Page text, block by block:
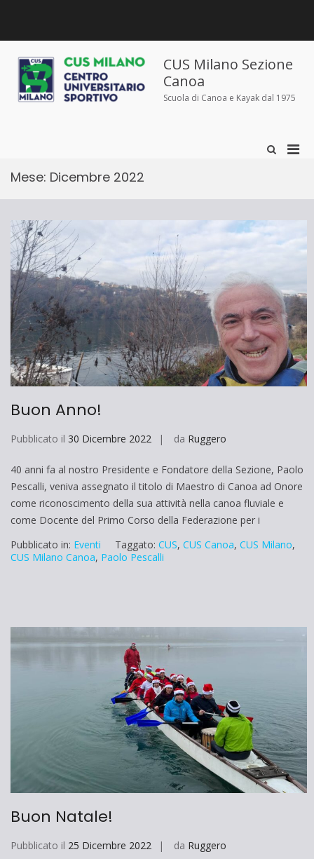
siamo
siamo
e
iscrizioni
sportivo
CUS Milano Sezione
Canoa
Scuola di Canoa e Kayak dal 1975
Mostra
Mese: Dicembre 2022
Buon Anno!
Pubblicato il 30 Dicembre 2022 da Ruggero
40 anni fa al nostro Presidente e Fondatore della Sezione, Paolo
Pescalli, veniva assegnato il titolo di Maestro di Canoa ad Onore
come riconoscimento della sua attività nella canoa fluviale e
come Docente del Primo Corso della Federazione per i
Pubblicato in: Eventi Taggato: CUS, CUS Canoa, CUS Milano,
CUS Milano Canoa, Paolo Pescalli
Buon Natale!
Pubblicato il 25 Dicembre 2022 da Ruggero